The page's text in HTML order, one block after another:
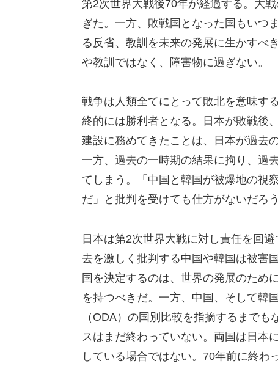
第2次世界大戦後70年が経過する。大
ぎた。一方、敗戦国となった国もいつ
る反省、教訓を未来の発展に生かすべ
や教訓ではなく、障害物に過ぎない。
戦争は人類全てにとって敗北を意味す
終的には勝利者となる。日本が敗戦後
建設に務めてきたことは、日本が過去
一方、過去の一時期の結果に拘り、過
てしまう。「中国と韓国が被爆地の視
だ」と批判を受けても仕方がないだろう
日本は第2次世界大戦に対し責任を回
去を激しく批判する中国や韓国は被害
国を決定するのは、世界の発展のため
を持つべきだ。一方、中国、そして韓
（ODA）の国別比較を指摘するまで
スはまだ終わっていない。両国は日本
している場合ではない。70年前に終わ